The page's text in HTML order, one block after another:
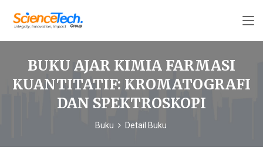
BUKU AJAR KIMIA FARMASI
KUANTITATIF: KROMATOGRAFI
DAN SPEKTROSKOPI
Buku Detail Buku